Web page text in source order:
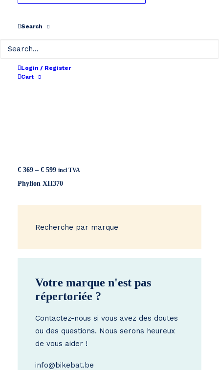
Search
Login / Register
Cart
€ 369 – € 599Price
€ 369
incl TVA
Phylion XH370
Recherche par marque
Votre marque n'est pas
répertoriée ?
Contactez-nous si vous avez des doutes
ou des questions. Nous serons heureux
de vous aider !
info@bikebat.be